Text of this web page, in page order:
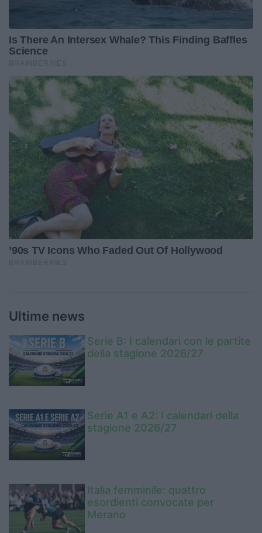
Ultime news
Serie B: I calendari con le partite
della stagione 2026/27
Serie A1 e A2: I calendari della
stagione 2026/27
Italia femminile: quattro
esordienti convocate per
Merano